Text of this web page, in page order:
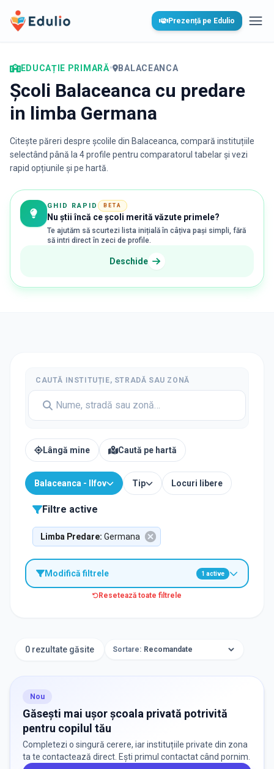
Edulio Prezență pe Edulio
EDUCAȚIE PRIMARĂ• BALACEANCA
Școli Balaceanca cu predare
in limba Germana
Citește păreri despre școlile din Balaceanca, compară instituțiile
selectând până la 4 profile pentru comparatorul tabelar și vezi
rapid opțiunile și pe hartă.
GHID RAPID BETA
Nu știi încă ce școli merită văzute primele?
Te ajutăm să scurtezi lista inițială în câțiva pași simpli, fără
să intri direct în zeci de profile.
Deschide
CAUTĂ INSTITUȚIE, STRADĂ SAU ZONĂ
Lângă mine Caută pe hartă
Balaceanca - Ilfov Tip Locuri libere
Filtre active
Limba Predare: Germana
Modifică filtrele 1 active
Resetează toate filtrele
0 rezultate găsite Sortare:
Nou
Găsești mai ușor școala privată potrivită
pentru copilul tău
Completezi o singură cerere, iar instituțiile private din zona
ta te contactează direct. Ești primul contactat când pornim.